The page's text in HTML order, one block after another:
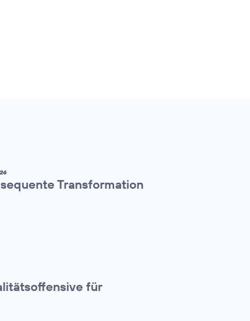
Transformation
für